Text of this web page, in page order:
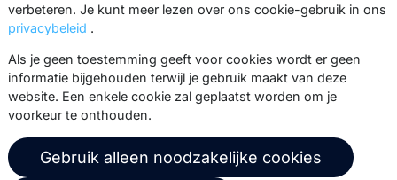
Marketing Suite tarieven
MailerQ tarieven
Partnernetwerk
Trainingen
Stuur een ticket
Over ons Copernica BV
verbeteren. Je kunt meer lezen over ons cookie-gebruik in ons
privacybeleid .
Als je geen toestemming geeft voor cookies wordt er geen
informatie bijgehouden terwijl je gebruik maakt van deze
website. Een enkele cookie zal geplaatst worden om je
voorkeur te onthouden.
Gebruik alleen noodzakelijke cookies